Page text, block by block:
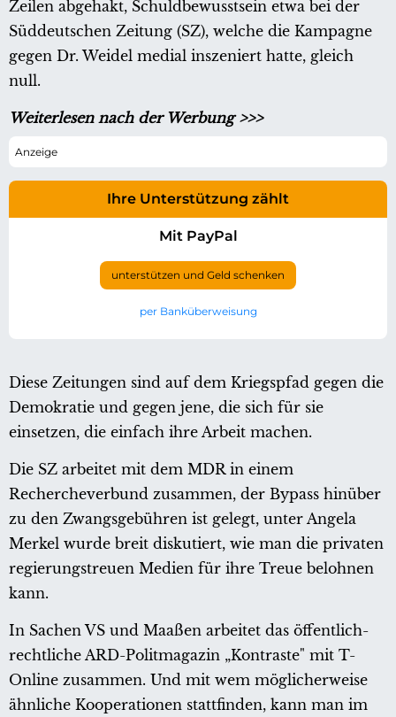
Zeilen abgehakt, Schuldbewusstsein etwa bei der
Süddeutschen Zeitung (SZ), welche die Kampagne
gegen Dr. Weidel medial inszeniert hatte, gleich
null.
Weiterlesen nach der Werbung >>>
Ihre Unterstützung zählt
Mit PayPal
unterstützen und Geld schenken
per Banküberweisung
Diese Zeitungen sind auf dem Kriegspfad gegen die
Demokratie und gegen jene, die sich für sie
einsetzen, die einfach ihre Arbeit machen.
Die SZ arbeitet mit dem MDR in einem
Rechercheverbund zusammen, der Bypass hinüber
zu den Zwangsgebühren ist gelegt, unter Angela
Merkel wurde breit diskutiert, wie man die privaten
regierungstreuen Medien für ihre Treue belohnen
kann.
In Sachen VS und Maaßen arbeitet das öffentlich-
rechtliche ARD-Politmagazin „Kontraste" mit T-
Online zusammen. Und mit wem möglicherweise
ähnliche Kooperationen stattfinden, kann man im